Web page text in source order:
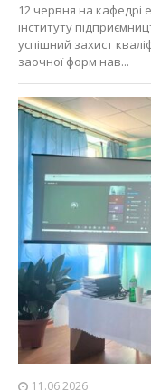
12 червня на кафедрі
інституту
успішний захист
заочної форм нав...
11.06.2026